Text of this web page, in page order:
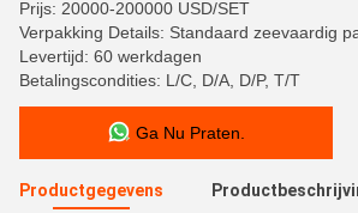
Prijs: 20000-200000 USD/SET
Verpakking Details: Standaard zeevaardig
Levertijd: 60 werkdagen
Betalingscondities: L/C, D/A, D/P, T/T
Ga Nu Praten.
Productgegevens